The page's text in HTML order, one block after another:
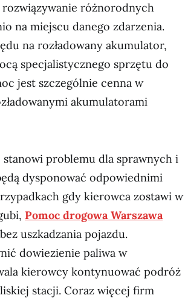
różnorodnych
na miejscu danego zdarzenia.
na rozładowany akumulator,
specjalistycznego sprzętu do
jest szczególnie cenna w
akumulatorami
problemu dla sprawnych i
dysponować odpowiednimi
gdy kierowca zostawi w
Pomoc drogowa Warszawa
uszkadzania pojazdu.
dowiezienie paliwa w
kierowcy kontynuować podróż
stacji. Coraz więcej firm